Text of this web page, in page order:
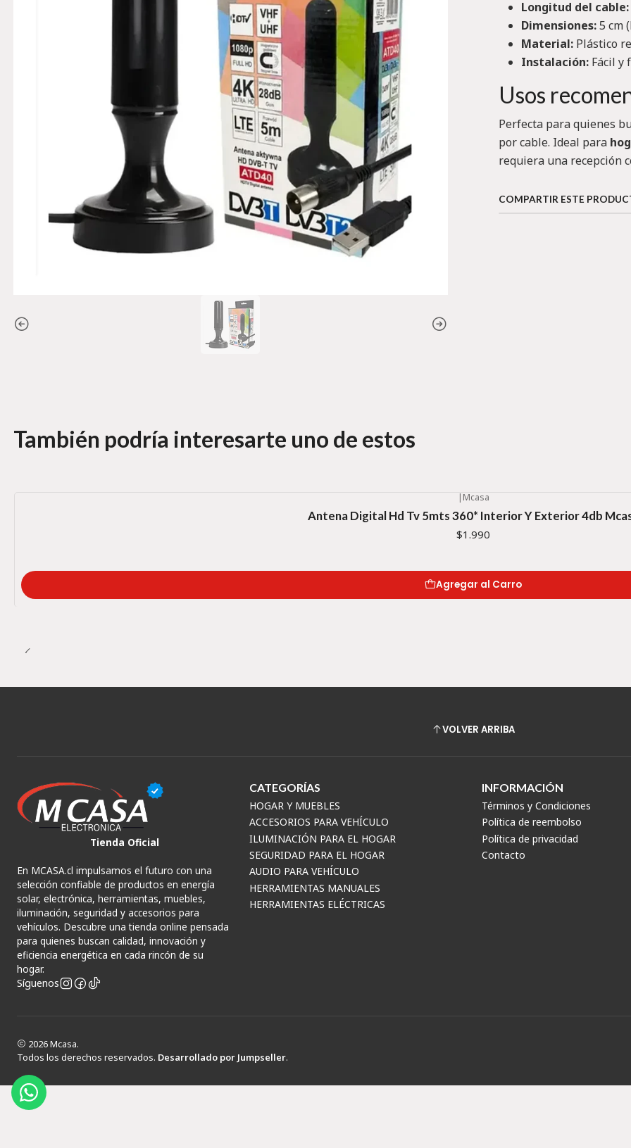
Longitud del cable:
Dimensiones:5 cm
Material: Plástico
Instalación: Fácil y
Usos
Perfecta para quienes
por cable. Ideal para
requiera una recepción
COMPARTIR ESTE
También podría interesarte uno de estos
| Mcasa
Antena Digital Hd Tv 5mts 360* Interior Y Exterior 4db
$1.990
Agregar al Carro
VOLVER ARRIBA
Tienda Oficial
En MCASA.cl impulsamos el futuro con una
selección confiable de productos en energía
solar, electrónica, herramientas, muebles,
iluminación, seguridad y accesorios para
vehículos. Descubre una tienda online pensada
para quienes buscan calidad, innovación y
eficiencia energética en cada rincón de su
hogar.
Síguenos
CATEGORÍAS
HOGAR Y MUEBLES
ACCESORIOS PARA VEHÍCULO
ILUMINACIÓN PARA EL HOGAR
SEGURIDAD PARA EL HOGAR
AUDIO PARA VEHÍCULO
HERRAMIENTAS MANUALES
HERRAMIENTAS ELÉCTRICAS
INFORMACIÓN
Términos y Condiciones
Política de reembolso
Política de privacidad
Contacto
2026 Mcasa.
Todos los derechos reservados. Desarrollado por Jumpseller.